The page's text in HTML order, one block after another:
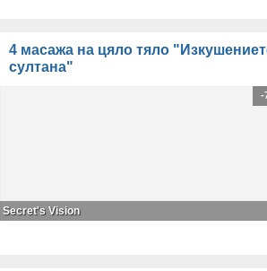
4 масажа на цяло тяло
султана"
-
Secret's Vision